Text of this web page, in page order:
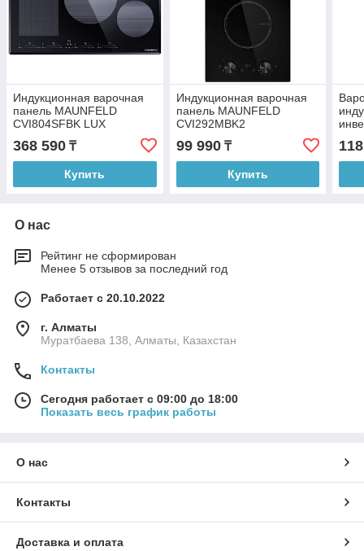
Индукционная варочная
панель MAUNFELD
CVI804SFBK LUX
368 590 ₸
Купить
Индукционная варочная
панель MAUNFELD
CVI292MBK2
99 990₸
Купить
О нас
Рейтинг не сформирован
Менее 5 отзывов за последний год
Работает с 20.10.2022
г. Алматы
Муратбаева 138, Алматы, Казахстан
Контакты
Сегодня работает с 09:00 до 18:00
Показать весь график работы
О нас
Контакты
Доставка и оплата